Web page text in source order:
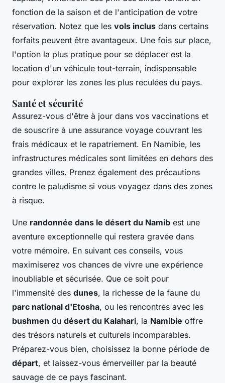
fonction de la saison et de l'anticipation de votre
réservation. Notez que les vols inclus dans certains
forfaits peuvent être avantageux. Une fois sur place,
l'option la plus pratique pour se déplacer est la
location d'un véhicule tout-terrain, indispensable
pour explorer les zones les plus reculées du pays.
Santé et sécurité
Assurez-vous d'être à jour dans vos vaccinations et
de souscrire à une assurance voyage couvrant les
frais médicaux et le rapatriement. En Namibie, les
infrastructures médicales sont limitées en dehors des
grandes villes. Prenez également des précautions
contre le paludisme si vous voyagez dans des zones
à risque.
Une randonnée dans le désert du Namib est une
aventure exceptionnelle qui restera gravée dans
votre mémoire. En suivant ces conseils, vous
maximiserez vos chances de vivre une expérience
inoubliable et sécurisée. Que ce soit pour
l'immensité des dunes, la richesse de la faune du
parc national d'Etosha, ou les rencontres avec les
bushmen du désert du Kalahari, la Namibie offre
des trésors naturels et culturels incomparables.
Préparez-vous bien, choisissez la bonne période de
départ, et laissez-vous émerveiller par la beauté
sauvage de ce pays fascinant.